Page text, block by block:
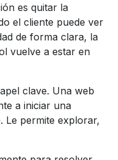
es quitar la
el cliente puede ver
de forma clara, la
vuelve a estar en
clave. Una web
a iniciar una
Le permite explorar,